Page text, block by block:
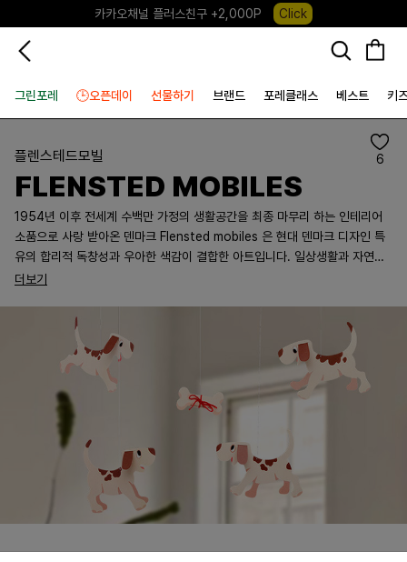
카카오채널 플러스친구 +2,000P
Click
그린포레
🕒오픈데이 선물하기 브랜드 포레클래스 베스트 키
6
플렌스테드모빌
FLENSTED MOBILES
1954년 이후 전세계 수백만 가정의 생활공간을 최종 마무리 하는 인테리어
소품으로 사랑 받아온 덴마크 Flensted mobiles 은 현대 덴마크 디자인 특
유의 합리적 독창성과 우아한 색감이 결합한 아트입니다. 일상생활과 자연환
경에서 주제를 찾아 세계 남녀 노소 모두를 위한 디자인을 준비하였습니다. 자
맞춘 발란스와 정교한 수작업 제작을 거쳐 가능한 것이며 평화와 사색을 중시
하는 정신문화적 가치 또한 높은 제품입니다
더보기